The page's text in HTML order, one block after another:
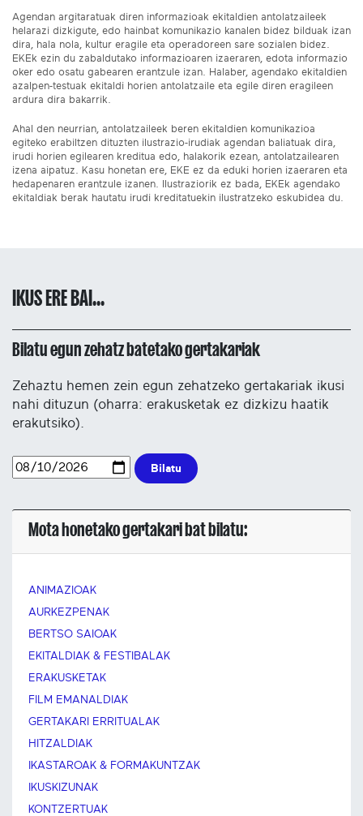
Agendan argitaratuak diren informazioak ekitaldien antolatzaileek
helarazi dizkigute, edo hainbat komunikazio kanalen bidez bilduak izan
dira, hala nola, kultur eragile eta operadoreen sare sozialen bidez.
EKEk ezin du zabaldutako informazioaren izaeraren, edota informazio
oker edo osatu gabearen erantzule izan. Halaber, agendako ekitaldien
azalpen-testuak ekitaldi horien antolatzaile eta egile diren eragileen
ardura dira bakarrik.
Ahal den neurrian, antolatzaileek beren ekitaldien komunikazioa
egiteko erabiltzen dituzten ilustrazio-irudiak agendan baliatuak dira,
irudi horien egilearen kreditua edo, halakorik ezean, antolatzailearen
izena aipatuz. Kasu honetan ere, EKE ez da eduki horien izaeraren eta
hedapenaren erantzule izanen. Ilustraziorik ez bada, EKEk agendako
ekitaldiak berak hautatu irudi kreditatuekin ilustratzeko eskubidea du.
IKUS ERE BAI...
Bilatu egun zehatz batetako gertakariak
Zehaztu hemen zein egun zehatzeko gertakariak ikusi
nahi dituzun (oharra: erakusketak ez dizkizu haatik
erakutsiko).
Bilatu
Mota honetako gertakari bat bilatu:
ANIMAZIOAK
AURKEZPENAK
BERTSO SAIOAK
EKITALDIAK & FESTIBALAK
ERAKUSKETAK
FILM EMANALDIAK
GERTAKARI ERRITUALAK
HITZALDIAK
IKASTAROAK & FORMAKUNTZAK
IKUSKIZUNAK
KONTZERTUAK